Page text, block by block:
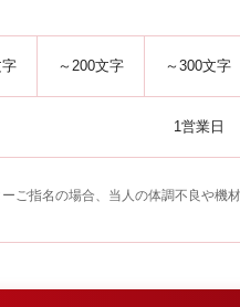
字 ～200文字 ～300文字
1営業日
ご指名の場合、当人の体調不良や機